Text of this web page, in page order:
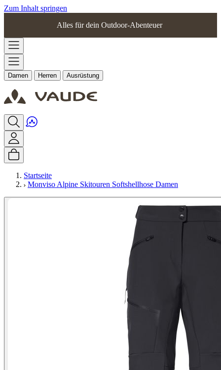
Zum Inhalt springen
Alles für dein Outdoor-Abenteuer
Damen Herren Ausrüstung
Startseite
Monviso Alpine Skitouren Softshellhose Damen